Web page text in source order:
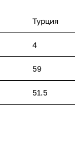
Турция
4
59
51.5